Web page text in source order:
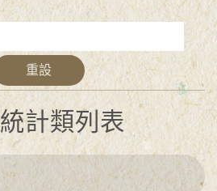
統計類列表